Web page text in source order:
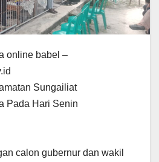
online babel –
Sungailiat
Pada Hari Senin
calon gubernur dan wakil